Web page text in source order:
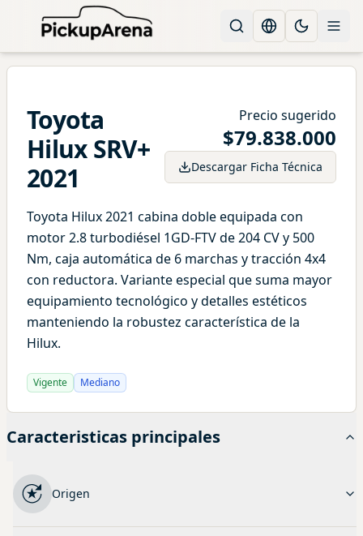
ChangeToggle
Toyota
Hilux SRV+
2021
Precio sugerido
$79.838.000
Descargar Ficha Técnica
Toyota Hilux 2021 cabina doble equipada con
motor 2.8 turbodiésel 1GD-FTV de 204 CV y 500
Nm, caja automática de 6 marchas y tracción 4x4
con reductora. Variante especial que suma mayor
equipamiento tecnológico y detalles estéticos
manteniendo la robustez característica de la
Hilux.
Vigente Mediano
Caracteristicas principales
Origen